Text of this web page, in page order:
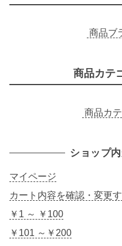
商品ブ
商品カテ
商品カ
ショップ
マイページ
カート内容を確認・変更
￥1 ～ ￥100
￥101 ～￥200